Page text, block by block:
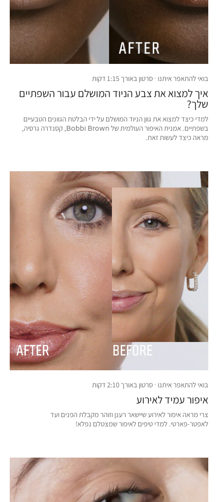
בואי להתאפר איתנו · סרטון באורך 1:15 דקות
איך למצוא את צבע הניוד המושלם עבור השפתיים
שלך?
למדי כיצד למצוא את גוון הניוד המושלם על ידי הבלטת הגוונים הטבעיים
בשפתיים. אמנית האיפור העולמית של Bobbi Brown, קסנדרה גרסיה,
מראה כיצד לעשות זאת.
בואי להתאפר איתנו · סרטון באורך 2:10 דקות
איפור עמיד לאירוע
צרי מראה איפור לאירוע שיישאר רענן וזוהר מקבלת הפנים ועד
לאפטר-פארטי. למדי טיפים לאיפור שמצטלם נפלא!